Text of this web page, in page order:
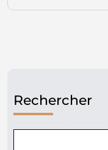
Rechercher